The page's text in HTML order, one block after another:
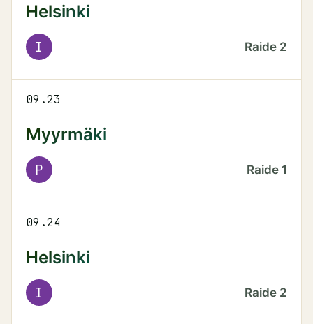
Helsinki
I Raide 2
09.23
Myyrmäki
P Raide 1
09.24
Helsinki
I Raide 2